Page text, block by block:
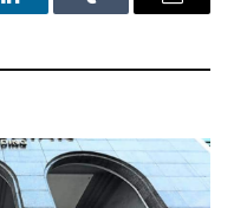
LinkedInTumblr Email